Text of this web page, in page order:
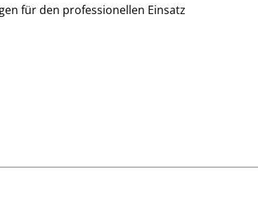
für den professionellen Einsatz